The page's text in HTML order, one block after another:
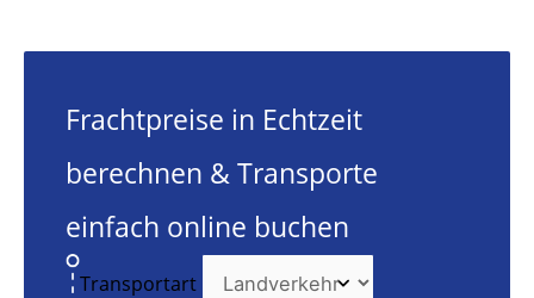
Frachtpreise in Echtzeit
berechnen & Transporte
einfach online buchen
Transportart